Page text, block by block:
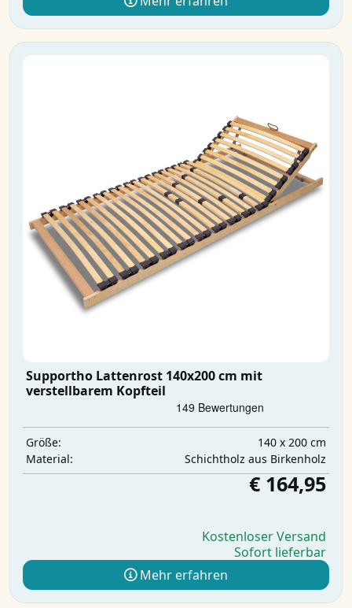
Supportho Lattenrost 140x200 cm mit
verstellbarem Kopfteil
Größe:
140 x 200 cm
Material:
Schichtholz aus Birkenholz
€ 164,95
Kostenloser Versand
Sofort lieferbar
Mehr erfahren